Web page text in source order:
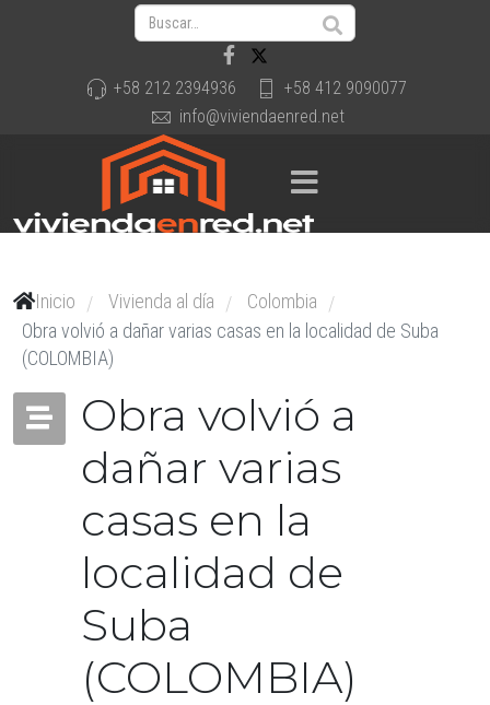
+58 212 2394936
+58 412 9090077
info@viviendaenred.net
Inicio / Vivienda al día / Colombia /
Obra volvió a dañar varias casas en la localidad de Suba
(COLOMBIA)
Obra volvió a
dañar varias
casas en la
localidad de
Suba
(COLOMBIA)